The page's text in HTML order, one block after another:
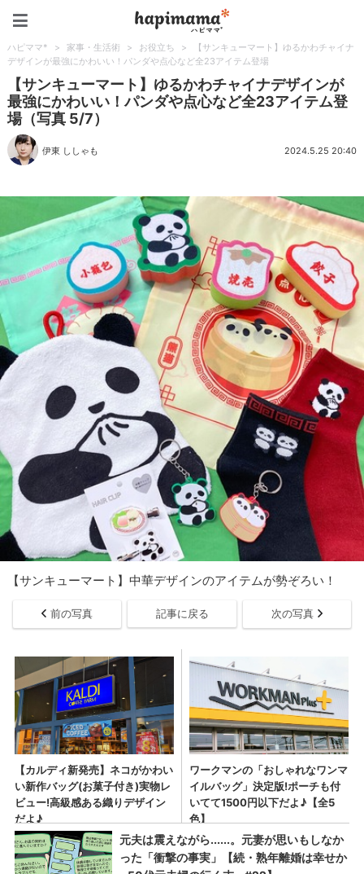
ハピママ* > 家事・生活術 > お役立ち >
【サンキューマート】ゆるかわチャイナ
デザインが最強にかわいい！パンダや点心など全23アイテム登場
【サンキューマート】ゆるかわチャイナデザインが
最強にかわいい！パンダや点心など全23アイテム登
場（写真 5/7）
伊東 ししゃも 2024.5.25 20:40
【サンキューマート】中華デザインのアイテムが勢ぞろい！
前の写真 記事に戻る 次の写真